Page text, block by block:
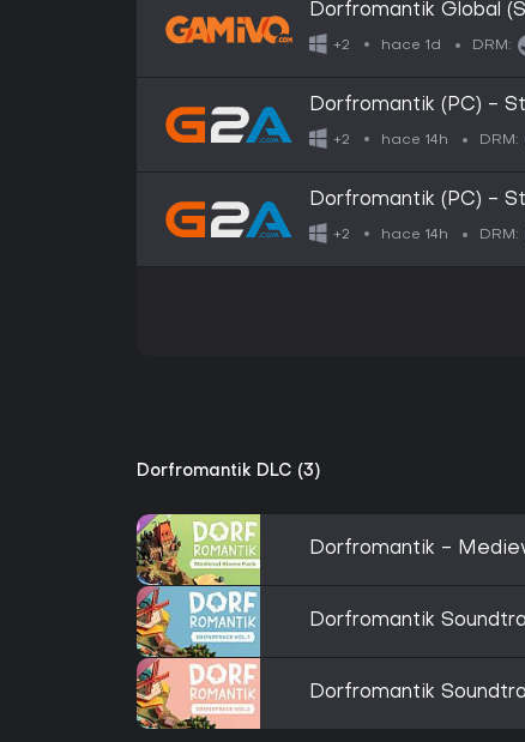
Dorfromantik Global
+2 hace 1d DRM:
Dorfromantik (PC) -
+2 hace 14h DRM:
Dorfromantik (PC) -
+2 hace 14h DRM:
Dorfromantik DLC (3)
Dorfromantik -
Dorfromantik
Dorfromantik